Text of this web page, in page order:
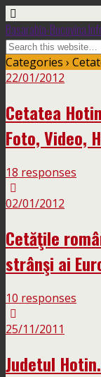
Basarabia-
Categories ›
22/01/2012
Cetatea
Foto, Video,
18 responses
02/01/2012
Cetăţile
strânşi ai
10 responses
25/11/2011
Judetul